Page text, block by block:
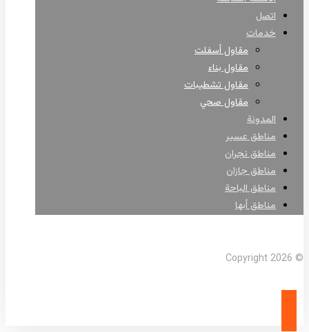
اتصل
خدمات
مقاول أسفلت
مقاول بناء
مقاول تشطيبات
مقاول صحي
المدونة
مناطق عسير
مناطق نجران
مناطق جازان
مناطق الباحة
مناطق أبها
© Copyright 2026